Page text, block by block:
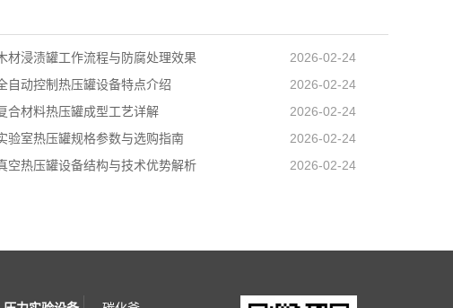
材浸渍罐工作流程与防腐处理效果
2026-02-24
自动控制热压罐设备特点介绍
2026-02-24
合材料热压罐成型工艺详解
2026-02-24
验室热压罐规格参数与选购指南
2026-02-24
空热压罐设备结构与技术优势解析 2026-02-24